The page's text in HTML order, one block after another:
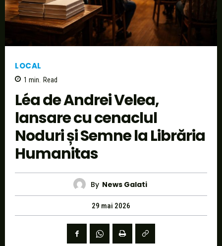
LOCAL
1 min. Read
Léa de Andrei Velea,
lansare cu cenaclul
Noduri și Semne la Librăria
Humanitas
By News Galati
29 mai 2026